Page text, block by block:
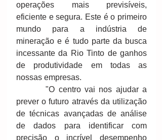
operações mais previsíveis,
eficiente e segura. Este é o primeiro
mundo para a indústria de
mineração e é tudo parte da busca
incessante da Rio Tinto de ganhos
de produtividade em todas as
nossas empresas.
        "O centro vai nos ajudar a
prever o futuro através da utilização
de técnicas avançadas de análise
de dados para identificar com
precisão o incrível desempenho